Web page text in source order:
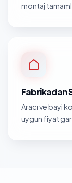
montaj
Fabrikadan
Aracı ve bayi
uygun fiyat